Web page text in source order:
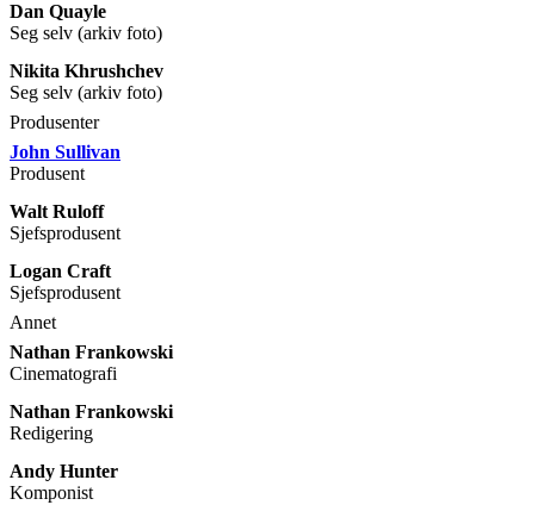
Dan Quayle
Seg selv (arkiv foto)
Nikita Khrushchev
Seg selv (arkiv foto)
Produsenter
John Sullivan
Produsent
Walt Ruloff
Sjefsprodusent
Logan Craft
Sjefsprodusent
Annet
Nathan Frankowski
Cinematografi
Nathan Frankowski
Redigering
Andy Hunter
Komponist